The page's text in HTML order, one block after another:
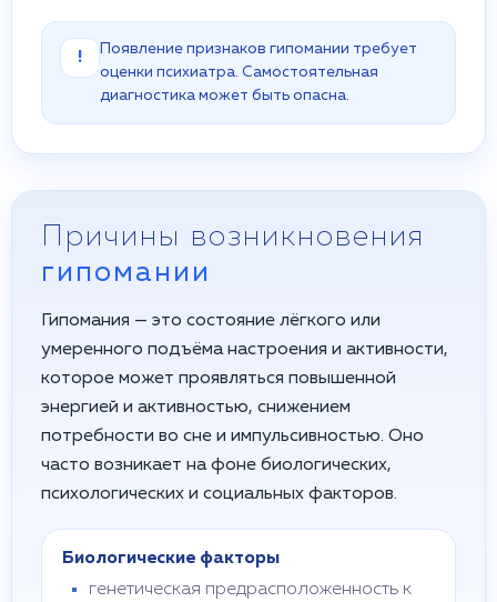
!
Появление признаков гипомании требует
оценки психиатра. Самостоятельная
диагностика может быть опасна.
Причины возникновения
гипомании
Гипомания — это состояние лёгкого или
умеренного подъёма настроения и активности,
которое может проявляться повышенной
энергией и активностью, снижением
потребности во сне и импульсивностью. Оно
часто возникает на фоне биологических,
психологических и социальных факторов.
Биологические факторы
генетическая предрасположенность к